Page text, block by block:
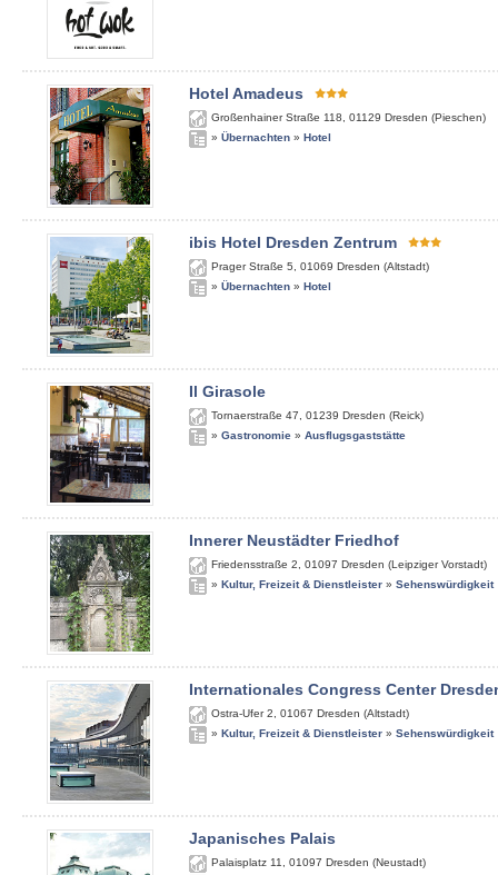
Hotel Amadeus
Großenhainer Straße 118 01129 Dresden (Pieschen)
» Übernachten » Hotel
ibis Hotel Dresden Zentrum
Prager Straße 5 01069 Dresden (Altstadt)
» Übernachten » Hotel
Il Girasole
Tornaerstraße 47 01239 Dresden (Reick)
» Gastronomie » Ausflugsgaststätte
Innerer Neustädter Friedhof
Friedensstraße 2 01097 Dresden (Leipziger Vorstadt)
» Kultur, Freizeit & Dienstleister » Sehenswürdigkeit
Internationales Congress Center
Ostra-Ufer 2 01067 Dresden (Altstadt)
» Kultur, Freizeit & Dienstleister » Sehenswürdigkeit
Japanisches Palais
Palaisplatz 11 01097 Dresden (Neustadt)